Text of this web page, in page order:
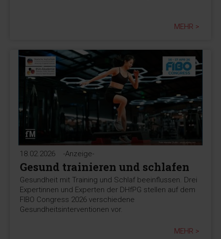
MEHR >
18.02.2026 -Anzeige-
Gesund trainieren und schlafen
Gesundheit mit Training und Schlaf beeinflussen. Drei
Expertinnen und Experten der DHfPG stellen auf dem
FIBO Congress 2026 verschiedene
Gesundheitsinterventionen vor.
MEHR >